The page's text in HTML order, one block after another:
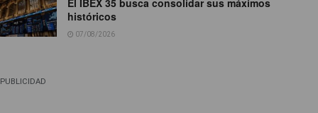
El IBEX 35 busca consolidar sus máximos
históricos
07/08/2026
PUBLICIDAD